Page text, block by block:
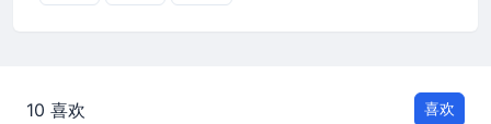
10 喜欢 喜欢